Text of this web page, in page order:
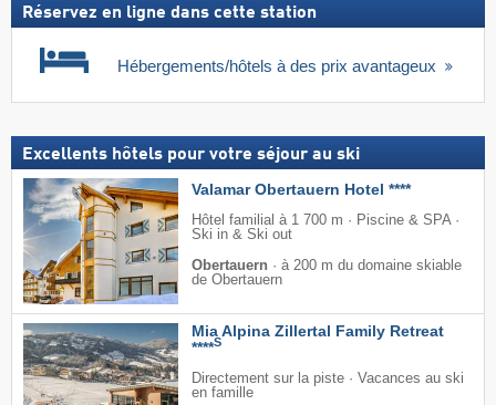
Réservez en ligne dans cette station
Hébergements/hôtels à des prix avantageux
Excellents hôtels pour votre séjour au ski
Valamar Obertauern Hotel ****
Hôtel familial à 1 700 m · Piscine & SPA ·
Ski in & Ski out
Obertauern · à 200 m du domaine skiable
de Obertauern
Mia Alpina Zillertal Family Retreat
****S
Directement sur la piste · Vacances au ski
en famille